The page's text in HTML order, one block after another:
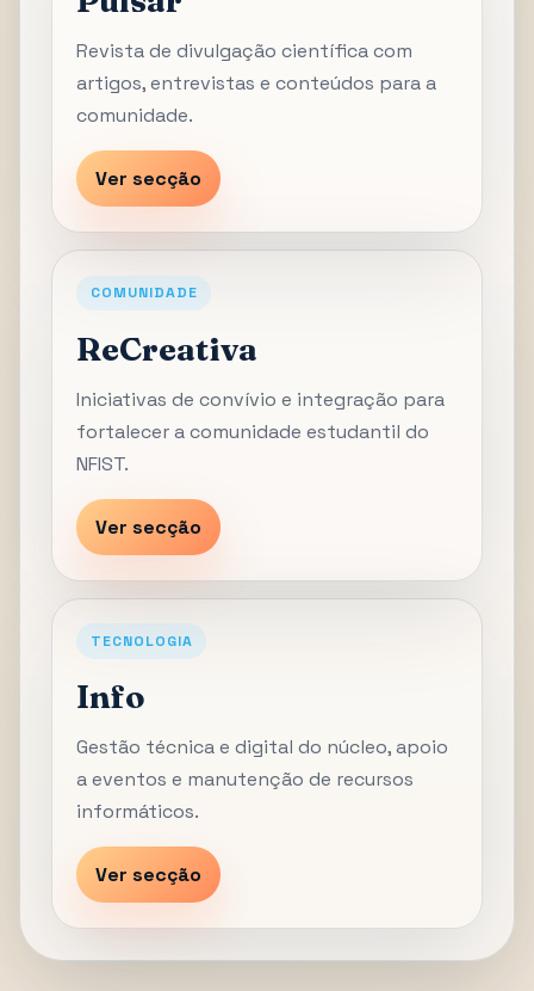
Revista de divulgação científica com
artigos, entrevistas e conteúdos para a
comunidade.
Ver secção
COMUNIDADE
ReCreativa
Iniciativas de convívio e integração para
fortalecer a comunidade estudantil do
NFIST.
Ver secção
TECNOLOGIA
Info
Gestão técnica e digital do núcleo, apoio
a eventos e manutenção de recursos
informáticos.
Ver secção